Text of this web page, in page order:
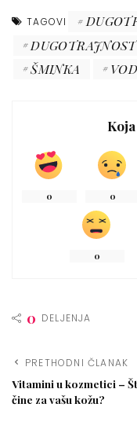
TAGOVI
ŠMINKA
0 0
0
0 DELJENJA
PRETHODNI ČLANAK
Vitamini u kozmetici –
čine za vašu kožu?